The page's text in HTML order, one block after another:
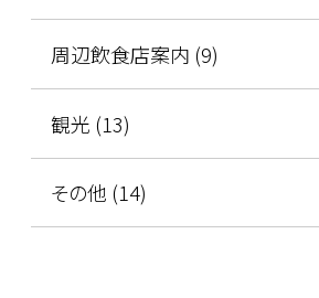
周辺飲食店案内 (9)
観光 (13)
その他 (14)